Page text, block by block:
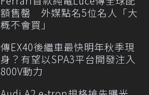
額售罄 外媒點名5位名人「大
概不會買」
傳EX40後繼車最快明年秋季現
身？有望以SPA3平台開發注入
800V動力